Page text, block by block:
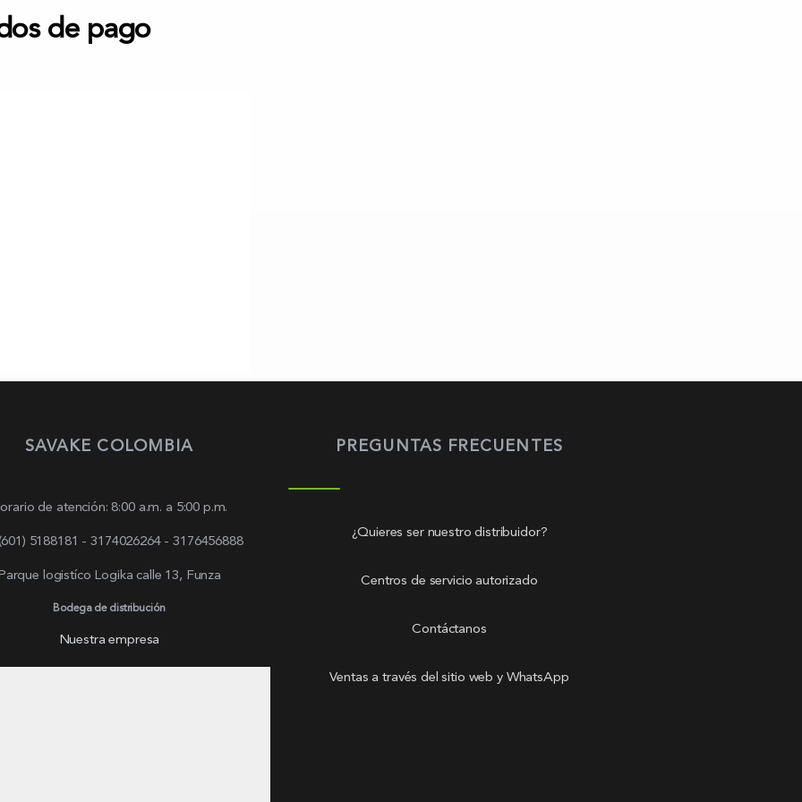
de pago
SAVAKE COLOMBIA
de atención: 8:00 a.m. a 5:00 p.m.
5188181 - 3174026264 - 3176456888
logistíco Logika calle 13, Funza
Bodega de distribución
Nuestra empresa
PREGUNTAS FRECUENTES
¿Quieres ser nuestro distribuidor?
Centros de servicio autorizado
Contáctanos
Ventas a través del sitio web y WhatsApp